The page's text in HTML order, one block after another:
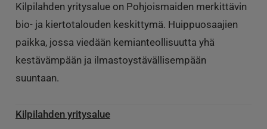
Kilpilahden yritysalue on Pohjoismaiden merkittävin
bio- ja kiertotalouden keskittymä. Huippuosaajien
paikka, jossa viedään kemianteollisuutta yhä
kestävämpään ja ilmastoystävällisempään
suuntaan.
Kilpilahden yritysalue